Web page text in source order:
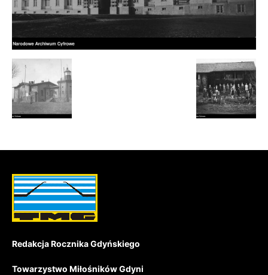
Redakcja Rocznika Gdyńskiego
Towarzystwo Miłośników Gdyni